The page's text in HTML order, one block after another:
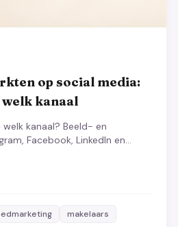
op social media:
kanaal
kanaal? Beeld- en
Facebook, LinkedIn en
makelaars